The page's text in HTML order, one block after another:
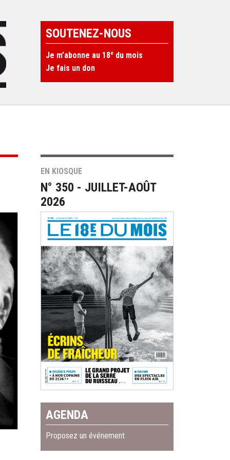
SOUTENEZ-NOUS
Je m’abonne au 18e du mois
Je fais un don
EN KIOSQUE
N° 350 - JUILLET-AOÛT
2026
AGENDA
Proposez un événement